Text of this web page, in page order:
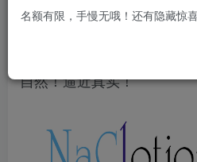
NaCl选中的就是寻找无异感
供选，让使用者能随喜好
自然！逼近真实！
名额有限，手慢无哦！还有隐藏惊